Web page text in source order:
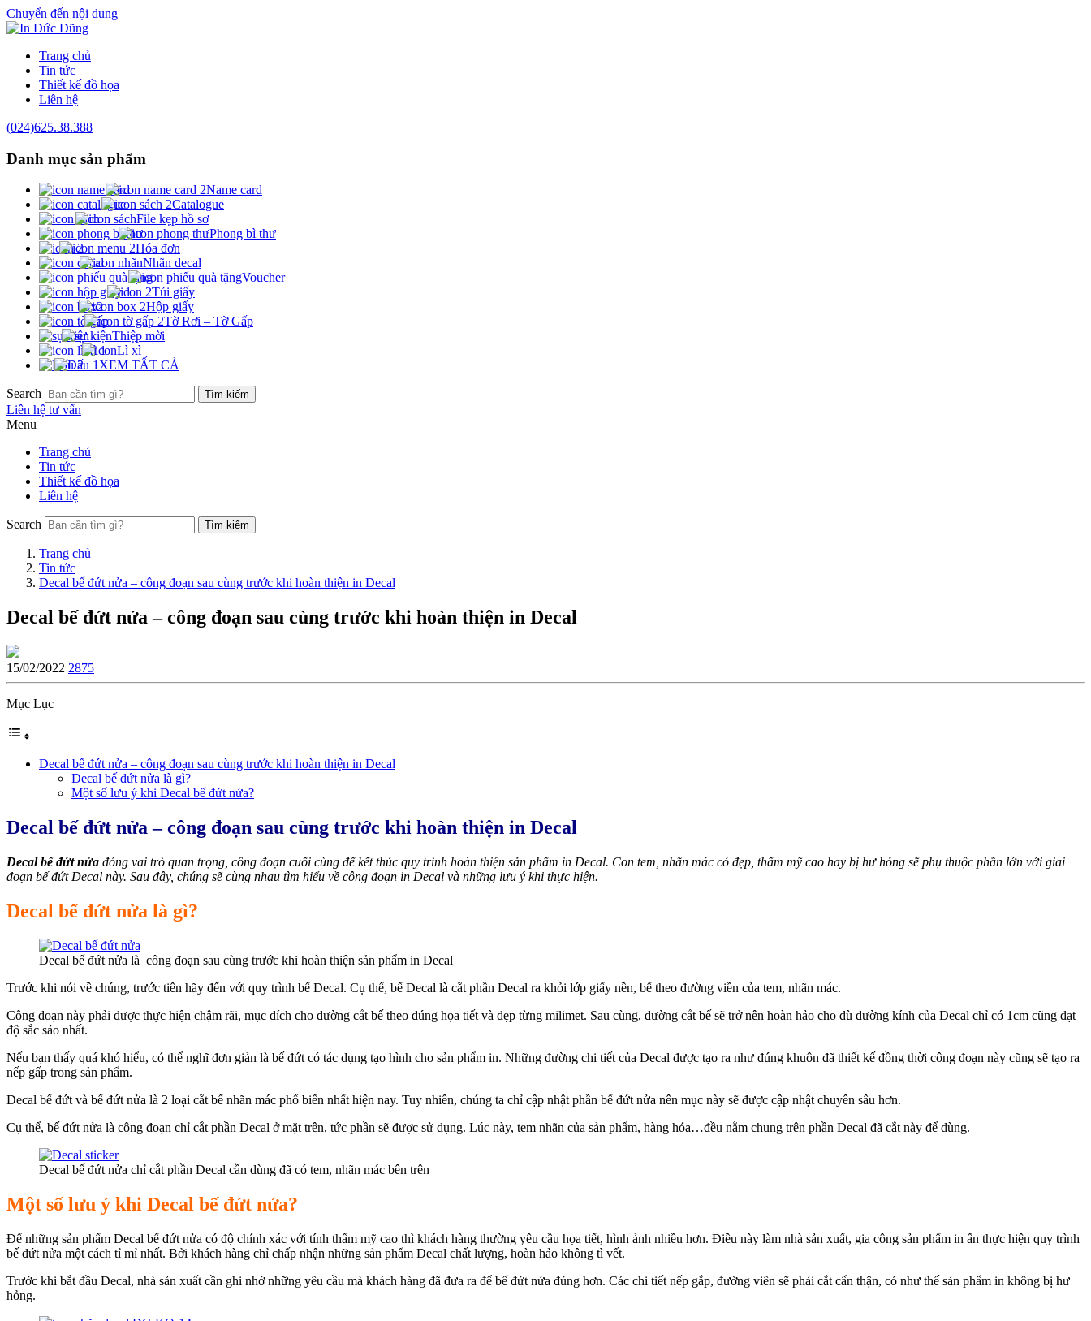
Chuyển đến nội dung
Trang chủ
Tin tức
Thiết kế đồ họa
Liên hệ
(024)625.38.388
Danh mục sản phẩm
Name card
Catalogue
File kẹp hồ sơ
Phong bì thư
Hóa đơn
Nhãn decal
Voucher
Túi giấy
Hộp giấy
Tờ Rơi – Tờ Gấp
Thiệp mời
Lì xì
XEM TẤT CẢ
Search
Liên hệ tư vấn
Menu
Trang chủ
Tin tức
Thiết kế đồ họa
Liên hệ
Search
Trang chủ
Tin tức
Decal bế đứt nửa – công đoạn sau cùng trước khi hoàn thiện in Decal
Decal bế đứt nửa – công đoạn sau cùng trước khi hoàn thiện in Decal
15/02/2022 2875
Mục Lục
Decal bế đứt nửa – công đoạn sau cùng trước khi hoàn thiện in Decal
Decal bế đứt nửa là gì?
Một số lưu ý khi Decal bế đứt nửa?
Decal bế đứt nửa – công đoạn sau cùng trước khi hoàn thiện in Decal
Decal bế đứt nửa đóng vai trò quan trọng, công đoạn cuối cùng để kết thúc quy trình hoàn thiện sản phẩm in Decal. Con tem, nhãn mác có đẹp, thẩm mỹ cao hay bị hư hỏng sẽ phụ thuộc phần lớn với giai
đoạn bế đứt Decal này. Sau đây, chúng sẽ cùng nhau tìm hiểu về công đoạn in Decal và những lưu ý khi thực hiện.
Decal bế đứt nửa là gì?
Decal bế đứt nửa là công đoạn sau cùng trước khi hoàn thiện sản phẩm in Decal
Trước khi nói về chúng, trước tiên hãy đến với quy trình bế Decal. Cụ thể, bế Decal là cắt phần Decal ra khỏi lớp giấy nền, bế theo đường viền của tem, nhãn mác.
Công đoạn này phải được thực hiện chậm rãi, mục đích cho đường cắt bế theo đúng họa tiết và đẹp từng milimet. Sau cùng, đường cắt bế sẽ trở nên hoàn hảo cho dù đường kính của Decal chỉ có 1cm cũng đạt
độ sắc sảo nhất.
Nếu bạn thấy quá khó hiểu, có thể nghĩ đơn giản là bế đứt có tác dụng tạo hình cho sản phẩm in. Những đường chi tiết của Decal được tạo ra như đúng khuôn đã thiết kế đồng thời công đoạn này cũng sẽ tạo ra
nếp gấp trong sản phẩm.
Decal bế đứt và bế đứt nửa là 2 loại cắt bế nhãn mác phổ biến nhất hiện nay. Tuy nhiên, chúng ta chỉ cập nhật phần bế đứt nửa nên mục này sẽ được cập nhật chuyên sâu hơn.
Cụ thể, bế đứt nửa là công đoạn chỉ cắt phần Decal ở mặt trên, tức phần sẽ được sử dụng. Lúc này, tem nhãn của sản phẩm, hàng hóa…đều nằm chung trên phần Decal đã cắt này để dùng.
Decal bế đứt nửa chỉ cắt phần Decal cần dùng đã có tem, nhãn mác bên trên
Một số lưu ý khi Decal bế đứt nửa?
Để những sản phẩm Decal bế đứt nửa có độ chính xác với tính thẩm mỹ cao thì khách hàng thường yêu cầu họa tiết, hình ảnh nhiều hơn. Điều này làm nhà sản xuất, gia công sản phẩm in ấn thực hiện quy trình
bế đứt nửa một cách tỉ mỉ nhất. Bởi khách hàng chỉ chấp nhận những sản phẩm Decal chất lượng, hoàn hảo không tì vết.
Trước khi bắt đầu Decal, nhà sản xuất cần ghi nhớ những yêu cầu mà khách hàng đã đưa ra để bế đứt nửa đúng hơn. Các chi tiết nếp gắp, đường viên sẽ phải cắt cẩn thận, có như thế sản phẩm in không bị hư
hỏng.